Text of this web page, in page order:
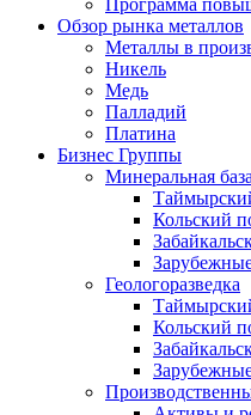
Программа
Обзор рынка металлов
Металлы в
Никель
Медь
Палладий
Платина
Бизнес Группы
Минеральная база
Кольский
Геологоразведка
Кольский